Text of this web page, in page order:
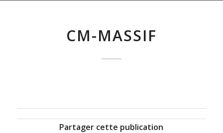
CM-MASSIF
Partager cette publication